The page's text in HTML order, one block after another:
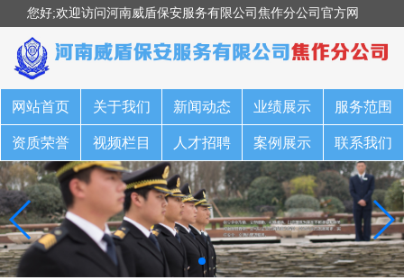
您好;欢迎访问河南威盾保安服务有限公司焦作分公司官方网
站！
网站首页 关于我们 新闻动态 业绩展示 服务范围
资质荣誉 视频栏目 人才招聘 案例展示 联系我们